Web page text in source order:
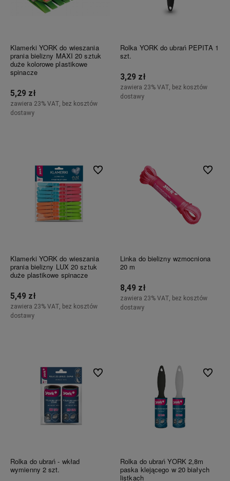
Klamerki YORK do wieszania
prania bielizny MAXI 20 sztuk
duże kolorowe plastikowe
spinacze
5,29 zł
zawiera 23% VAT, bez kosztów
dostawy
Rolka YORK do ubrań PEPITA 1
szt.
3,29 zł
zawiera 23% VAT, bez kosztów
dostawy
Klamerki YORK do wieszania
prania bielizny LUX 20 sztuk
duże plastikowe spinacze
5,49 zł
zawiera 23% VAT, bez kosztów
dostawy
Do ulubionych
Linka do bielizny wzmocniona
20 m
8,49 zł
zawiera 23% VAT, bez kosztów
dostawy
Do
Rolka do ubrań - wkład
wymienny 2 szt.
Do ulubionych
Rolka do ubrań YORK 2,8m
paska klejącego w 20 białych
listkach
Do